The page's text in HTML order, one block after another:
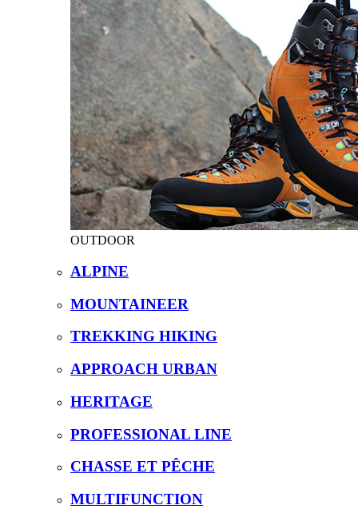
OUTDOOR
ALPINE
MOUNTAINEER
TREKKING HIKING
APPROACH URBAN
HERITAGE
PROFESSIONAL LINE
CHASSE ET PÊCHE
MULTIFUNCTION